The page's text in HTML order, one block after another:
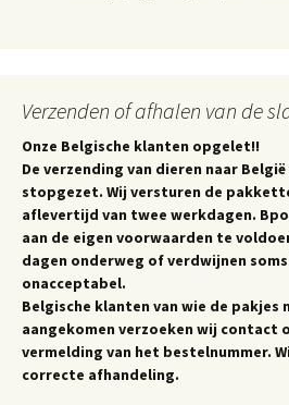
Verzenden of afhalen van de
Onze Belgische klanten opgelet!!
De verzending van dieren naar
stopgezet. Wij versturen de
aflevertijd van twee werkdagen.
aan de eigen voorwaarden te
dagen onderweg of verdwijnen
onacceptabel.
Belgische klanten van wie de
aangekomen verzoeken wij contact
vermelding van het bestelnummer.
correcte afhandeling.